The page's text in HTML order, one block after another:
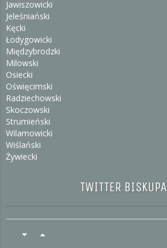
Jawiszowicki
Jeleśniański
Kęcki
Łodygowicki
Międzybrodzki
Milowski
Osiecki
Oświęcimski
Radziechowski
Skoczowski
Strumieński
Wilamowicki
Wiślański
Żywiecki
TWITTER BISKUPA